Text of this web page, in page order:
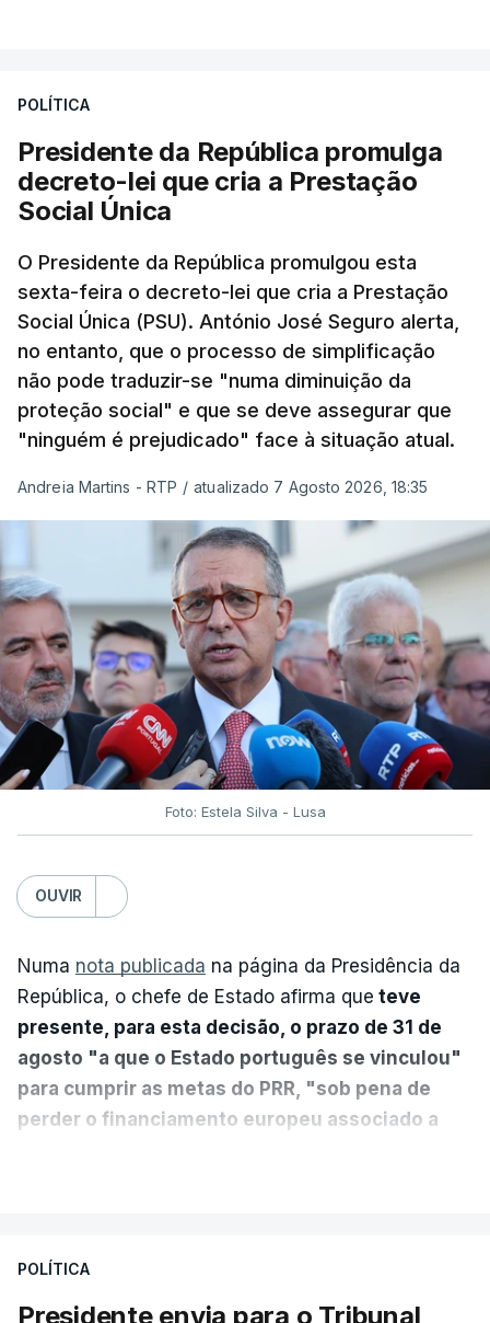
POLÍTICA
Presidente da República promulga
decreto-lei que cria a Prestação
Social Única
O Presidente da República promulgou esta
sexta-feira o decreto-lei que cria a Prestação
Social Única (PSU). António José Seguro alerta,
no entanto, que o processo de simplificação
não pode traduzir-se "numa diminuição da
proteção social" e que se deve assegurar que
"ninguém é prejudicado" face à situação atual.
Andreia Martins - RTP / atualizado 7 Agosto 2026, 18:35
Foto: Estela Silva - Lusa
OUVIR
Numa nota publicada na página da Presidência da
República, o chefe de Estado afirma que teve
presente, para esta decisão, o prazo de 31 de
agosto "a que o Estado português se vinculou"
para cumprir as metas do PRR, "sob pena de
perder o financiamento europeu associado a
sistema mais simples, mais justo e transparente".
POLÍTICA
Presidente envia para o Tribunal